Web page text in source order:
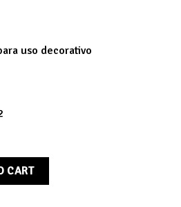
uso decorativo
CART